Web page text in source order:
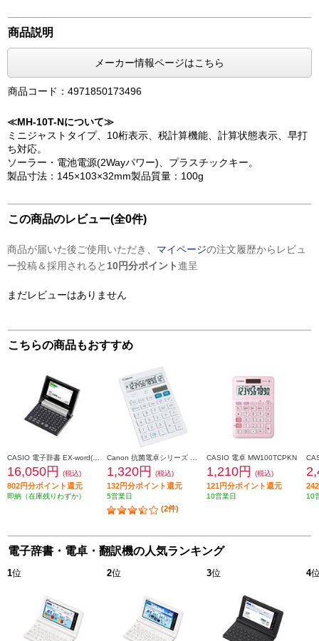
商品説明
メーカー情報ページはこちら
商品コード：4971850173496
≪MH-10T-Nについて≫
ミニジャストタイプ、10桁表示、税計算機能、計算状態表示、早打
ち対応。
ソーラー・電池電源(2Wayパワー)、プラスチックキー。
製品寸法：145×103×32mm製品質量：100g
この商品のレビュー(全0件)
商品が届いた後ご使用いただき、 マイページの注文履歴からレビュ
ー投稿＆採用されると 10円分ポイント進呈
まだレビューはありません
こちらの商品もおすすめ
16,050円 (税込)
802円分ポイント還元
即納（在庫残りわずか）
1,320円 (税込)
132円分ポイント還元
5営業日
(2件)
CASIO 電卓 MW100TCPKN
1,210円 (税込)
121円分ポイント還元
10営業日 10
電子辞書・電卓・翻訳機の人気ランキング
1位 2位 3位 4